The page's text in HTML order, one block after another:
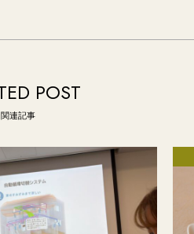
POST
関連記事